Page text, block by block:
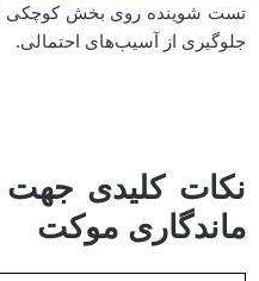
تست شوینده روی بخش کوچکی
جلوگیری از آسیب‌های احتمالی.
نکات کلیدی
ماندگاری موکت